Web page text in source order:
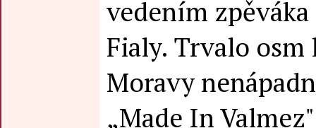
vedením
Fialy. Trvalo
Moravy
„Made In